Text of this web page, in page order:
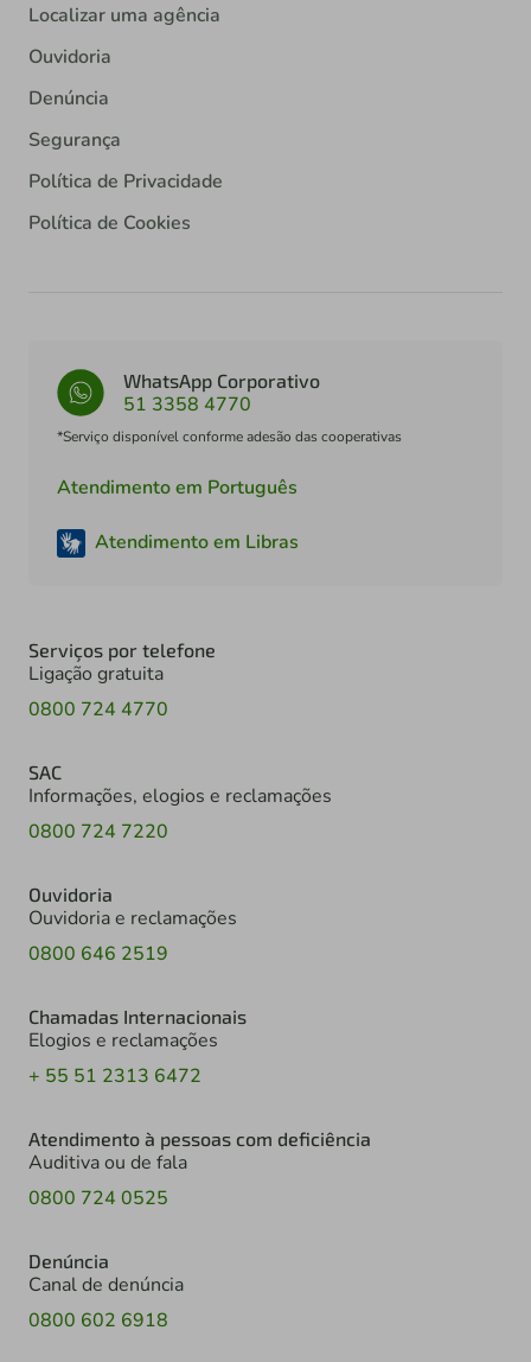
Localizar uma agência
Ouvidoria
Denúncia
Segurança
Política de Privacidade
Política de Cookies
WhatsApp Corporativo
51 3358 4770
*Serviço disponível conforme adesão das cooperativas
Atendimento em Português
Atendimento em Libras
Serviços por telefone
Ligação gratuita
0800 724 4770
SAC
Informações, elogios e reclamações
0800 724 7220
Ouvidoria
Ouvidoria e reclamações
0800 646 2519
Chamadas Internacionais
Elogios e reclamações
+ 55 51 2313 6472
Atendimento à pessoas com deficiência
Auditiva ou de fala
0800 724 0525
Denúncia
Canal de denúncia
0800 602 6918